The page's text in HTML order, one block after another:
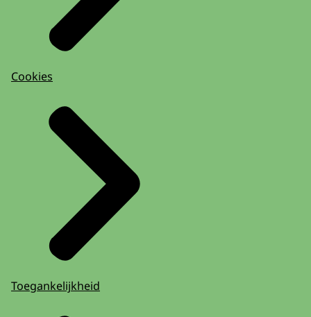
Cookies
Toegankelijkheid